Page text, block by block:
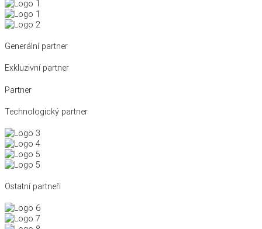
Generální partner
Exkluzivní partner
Partner
Technologický partner
Ostatní partneři